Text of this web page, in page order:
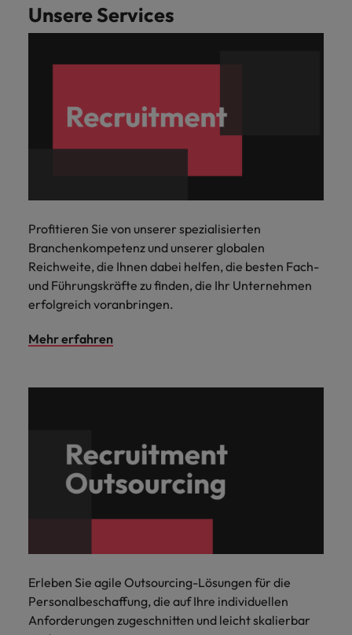
Unsere Services
Profitieren Sie von unserer spezialisierten
Branchenkompetenz und unserer globalen
Reichweite, die Ihnen dabei helfen, die besten Fach-
und Führungskräfte zu finden, die Ihr Unternehmen
erfolgreich voranbringen.
Mehr erfahren
Erleben Sie agile Outsourcing-Lösungen für die
Personalbeschaffung, die auf Ihre individuellen
Anforderungen zugeschnitten und leicht skalierbar